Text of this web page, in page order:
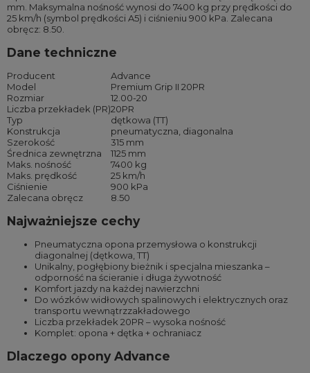
mm. Maksymalna nośność wynosi do 7400 kg przy prędkości do
25 km/h (symbol prędkości A5) i ciśnieniu 900 kPa. Zalecana
obręcz: 8.50.
Dane techniczne
Producent
Advance
Model
Premium Grip II 20PR
Rozmiar
12.00-20
Liczba przekładek (PR)20PR
Typ
dętkowa (TT)
Konstrukcja
pneumatyczna, diagonalna
Szerokość
315 mm
Średnica zewnętrzna
1125 mm
Maks. nośność
7400 kg
Maks. prędkość
25 km/h
Ciśnienie
900 kPa
Zalecana obręcz
8.50
Najważniejsze cechy
Pneumatyczna opona przemysłowa o konstrukcji
diagonalnej (dętkowa, TT)
Unikalny, pogłębiony bieżnik i specjalna mieszanka –
odporność na ścieranie i długa żywotność
Komfort jazdy na każdej nawierzchni
Do wózków widłowych spalinowych i elektrycznych oraz
transportu wewnątrzzakładowego
Liczba przekładek 20PR – wysoka nośność
Komplet: opona + dętka + ochraniacz
Dlaczego opony Advance